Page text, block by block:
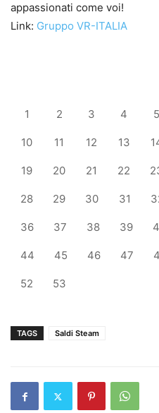
appassionati come voi!
Link: Gruppo VR-ITALIA
1 2 3 4 5
10 11 12 13
19 20 21 22
28 29 30 31
36 37 38 39
44 45 46 47
52 53
TAGS Saldi Steam